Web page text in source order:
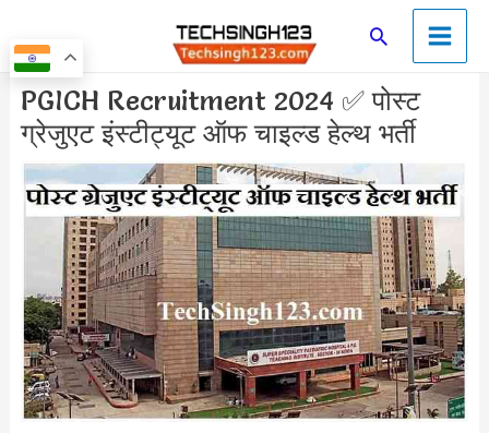
to
content
SearchMain
Menu
PGICH Recruitment 2024 ✅ पोस्ट
ग्रेजुएट इंस्टीट्यूट ऑफ चाइल्ड हेल्थ भर्ती
Post
navigation